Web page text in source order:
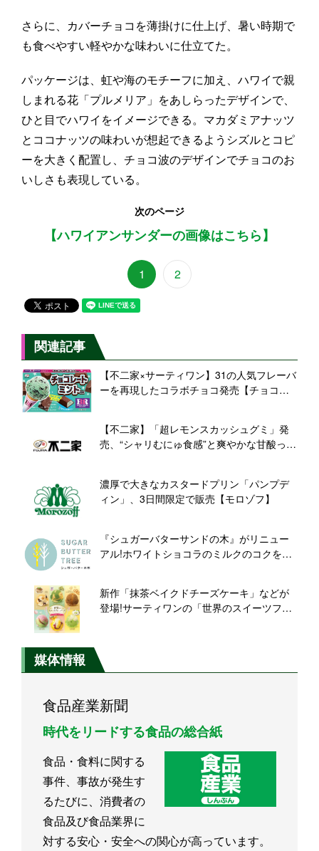
さらに、カバーチョコを薄掛けに仕上げ、暑い時期で
も食べやすい軽やかな味わいに仕立てた。
パッケージは、虹や海のモチーフに加え、ハワイで親
しまれる花「プルメリア」をあしらったデザインで、
ひと目でハワイをイメージできる。マカダミアナッツ
とココナッツの味わいが想起できるようシズルとコピ
ーを大きく配置し、チョコ波のデザインでチョコのお
いしさも表現している。
次のページ
【ハワイアンサンダーの画像はこちら】
1 2
関連記事
【不二家×サーティワン】31の人気フレーバ
ーを再現したコラボチョコ発売【チョコミ
【不二家】「超レモンスカッシュグミ」発
売、“シャリむにゅ食感”と爽やかな甘酸っぱ
濃厚で大きなカスタードプリン「パンプデ
ィン」、3日間限定で販売【モロゾフ】
『シュガーバターサンドの木』がリニュー
アル!ホワイトショコラのミルクのコクを向
新作「抹茶ベイクドチーズケーキ」などが
登場!サーティワンの「世界のスイーツフレ
媒体情報
食品産業新聞
時代をリードする食品の総合紙
食品・食料に関する
事件、事故が発生す
るたびに、消費者の
食品及び食品業界に
対する安心・安全への関心が高っています。